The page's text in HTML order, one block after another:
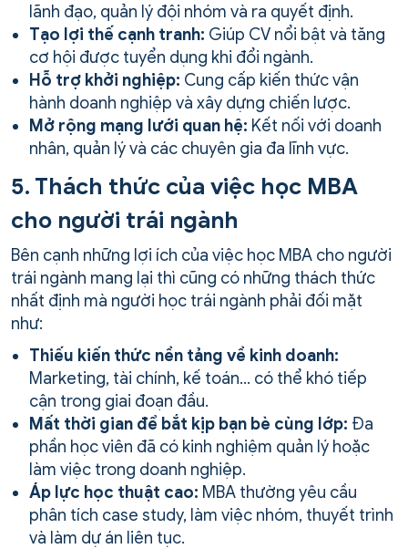
lãnh đạo, quản lý đội nhóm và ra quyết định.
Tạo lợi thế cạnh tranh: Giúp CV nổi bật và tăng
cơ hội được tuyển dụng khi đổi ngành.
Hỗ trợ khởi nghiệp: Cung cấp kiến thức vận
hành doanh nghiệp và xây dựng chiến lược.
Mở rộng mạng lưới quan hệ: Kết nối với doanh
nhân, quản lý và các chuyên gia đa lĩnh vực.
5. Thách thức của việc học MBA
cho người trái ngành
Bên cạnh những lợi ích của việc học MBA cho người
trái ngành mang lại thì cũng có những thách thức
nhất định mà người học trái ngành phải đối mặt
như:
Thiếu kiến thức nền tảng về kinh doanh:
Marketing, tài chính, kế toán… có thể khó tiếp
cận trong giai đoạn đầu.
Mất thời gian để bắt kịp bạn bè cùng lớp: Đa
phần học viên đã có kinh nghiệm quản lý hoặc
làm việc trong doanh nghiệp.
Áp lực học thuật cao: MBA thường yêu cầu
phân tích case study, làm việc nhóm, thuyết trình
và làm dự án liên tục.